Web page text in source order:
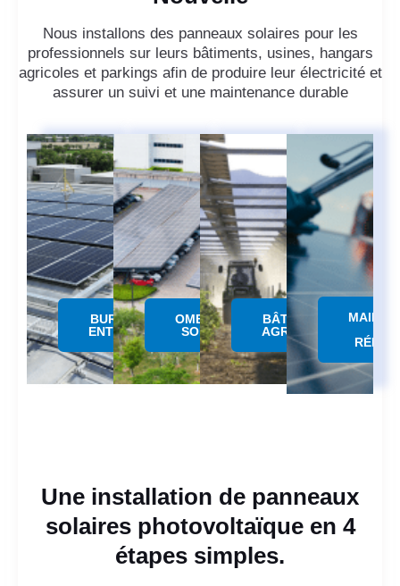
Nous installons des panneaux solaires pour les
professionnels sur leurs bâtiments, usines, hangars
agricoles et parkings afin de produire leur électricité et
assurer un suivi et une maintenance durable
BUREAUX &
ENTREPÔTS
OMBRIERE
SOLAIRE
BÂTIMENTS
AGRICOLES
Une installation de panneaux
solaires photovoltaïque en 4
étapes simples.